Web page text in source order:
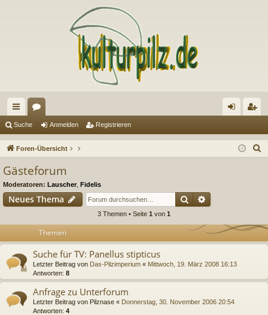
ch
ne
riff
en m ist
Suche Anmelden Registrieren
Foren-Übersicht
Gästeforum
Moderatoren: Lauscher Fidelis
Neues Thema Suche
3 Themen • Seite 1 von 1
Themen
Suche für TV: Panellus stipticus
Letzter Beitrag von Das-Pilzimperium « Mittwoch, 19. März 2008 16:13
Antworten: 8
Anfrage zu Unterforum
Letzter Beitrag von Pilznase « Donnerstag, 30. November 2006 20:54
Antworten: 4